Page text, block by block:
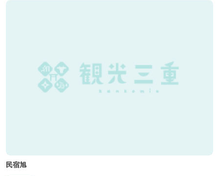
民宿旭